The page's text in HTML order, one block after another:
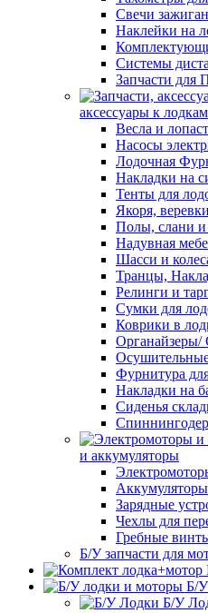
Свечи
Наклейки на
Системы
Запчасти
аксессуары к лодкам
Весла и
Насосы
Лодочная
Накладки на
Тенты для
Якоря, веревки
Полы, слани и
Надувная
Шасси и
Транцы,
Релинги и
Сумки для
Коврики в
Органайзеры/
Фурнитура
Накладки на
Сиденья
и аккумуляторы
Аккумуляторы
Зарядные
Чехлы для
Гребные
Б/У запчасти для
Б/
Б/У